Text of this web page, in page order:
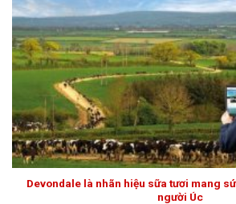
Devondale là nhãn hiệu sữa tươi mang
người Úc